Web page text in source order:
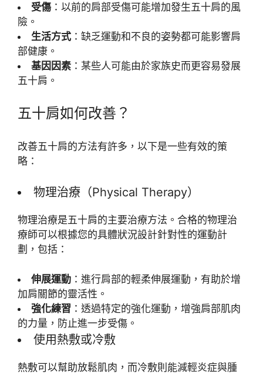
受傷 ：以前的肩部受傷可能增加發生五十肩的風
險。
生活方式 ：缺乏運動和不良的姿勢都可能影響肩
部健康。
基因因素 ：某些人可能由於家族史而更容易發展
五十肩。
五十肩如何改善？
改善五十肩的方法有許多，以下是一些有效的策
略：
物理治療（Physical Therapy）
物理治療是五十肩的主要治療方法。合格的物理治
療師可以根據您的具體狀況設計針對性的運動計
劃，包括：
伸展運動 ：進行肩部的輕柔伸展運動，有助於增
加肩關節的靈活性。
強化練習 ：透過特定的強化運動，增強肩部肌肉
的力量，防止進一步受傷。
使用熱敷或冷敷
熱敷可以幫助放鬆肌肉，而冷敷則能減輕炎症與腫